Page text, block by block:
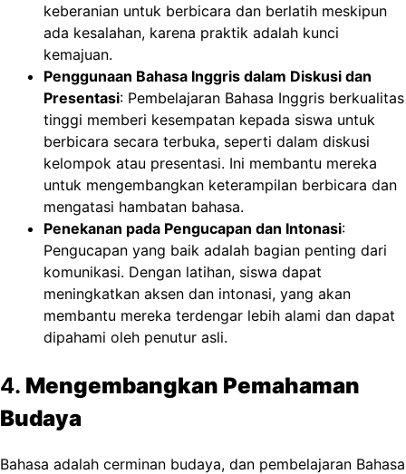
keberanian untuk berbicara dan berlatih meskipun
ada kesalahan, karena praktik adalah kunci
kemajuan.
Penggunaan Bahasa Inggris dalam Diskusi dan
Presentasi: Pembelajaran Bahasa Inggris berkualitas
tinggi memberi kesempatan kepada siswa untuk
berbicara secara terbuka, seperti dalam diskusi
kelompok atau presentasi. Ini membantu mereka
untuk mengembangkan keterampilan berbicara dan
mengatasi hambatan bahasa.
Penekanan pada Pengucapan dan Intonasi:
Pengucapan yang baik adalah bagian penting dari
komunikasi. Dengan latihan, siswa dapat
meningkatkan aksen dan intonasi, yang akan
membantu mereka terdengar lebih alami dan dapat
dipahami oleh penutur asli.
4. Mengembangkan Pemahaman
Budaya
Bahasa adalah cerminan budaya, dan pembelajaran Bahasa